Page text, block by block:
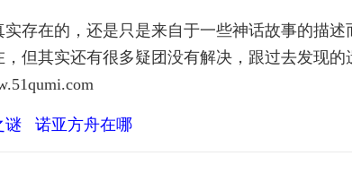
存在的，还是只是来自于一些神话故事的描
但其实还有很多疑团没有解决，跟过去发现的
谜 诺亚方舟在哪